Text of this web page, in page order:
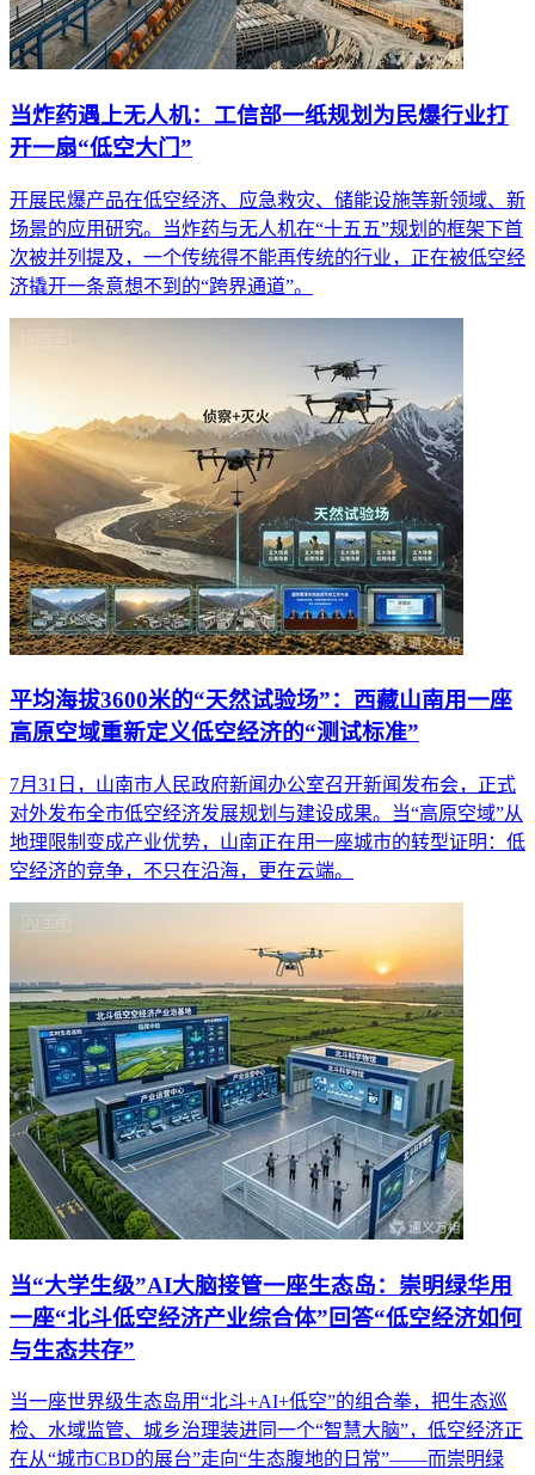
当炸药遇上无人机：工信部一纸规划为民爆行业打
开一扇“低空大门”
开展民爆产品在低空经济、应急救灾、储能设施等新领域、新
场景的应用研究。当炸药与无人机在“十五五”规划的框架下首
次被并列提及，一个传统得不能再传统的行业，正在被低空经
济撬开一条意想不到的“跨界通道”。
平均海拔3600米的“天然试验场”：西藏山南用一座
高原空域重新定义低空经济的“测试标准”
7月31日，山南市人民政府新闻办公室召开新闻发布会，正式
对外发布全市低空经济发展规划与建设成果。当“高原空域”从
地理限制变成产业优势，山南正在用一座城市的转型证明：低
空经济的竞争，不只在沿海，更在云端。
当“大学生级”AI大脑接管一座生态岛：崇明绿华用
一座“北斗低空经济产业综合体”回答“低空经济如何
与生态共存”
当一座世界级生态岛用“北斗+AI+低空”的组合拳，把生态巡
检、水域监管、城乡治理装进同一个“智慧大脑”，低空经济正
在从“城市CBD的展台”走向“生态腹地的日常”——而崇明绿